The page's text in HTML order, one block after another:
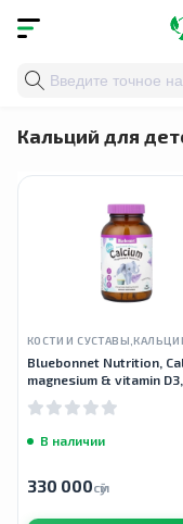
Главная
Кальций для
КОСТИ И
Bluebonnet Nutrition,
magnesium & vitamin D3,
кальций, магний и
Д3, 90 жевательных
В наличии
330 000сӯм